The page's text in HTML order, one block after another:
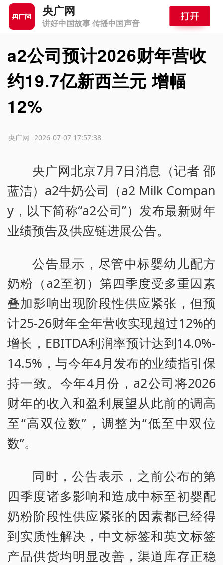
央广网
讲好中国故事 传播中国声音
a2公司预计2026财年营收
约19.7亿新西兰元 增幅
12%
2026-07-07 17:57:38
央广网
央广网北京7月7日消息（记者 邵
蓝洁）a2牛奶公司（a2 Milk Compan
y，以下简称“a2公司”）发布最新财年
业绩预告及供应链进展公告。
公告显示，尽管中标婴幼儿配方
奶粉（a2至初）第四季度受多重因素
叠加影响出现阶段性供应紧张，但预
计25-26财年全年营收实现超过12%的
增长，EBITDA利润率预计达到14.0%-
14.5%，与今年4月发布的业绩指引保
持一致。今年4月份，a2公司将2026
财年的收入和盈利展望从此前的调高
至“高双位数”，调整为“低至中双位
数”。
同时，公告表示，之前公布的第
四季度诸多影响和造成中标至初婴配
奶粉阶段性供应紧张的因素都已经得
到实质性解决，中文标签和英文标签
产品供货均明显改善，渠道库存正稳